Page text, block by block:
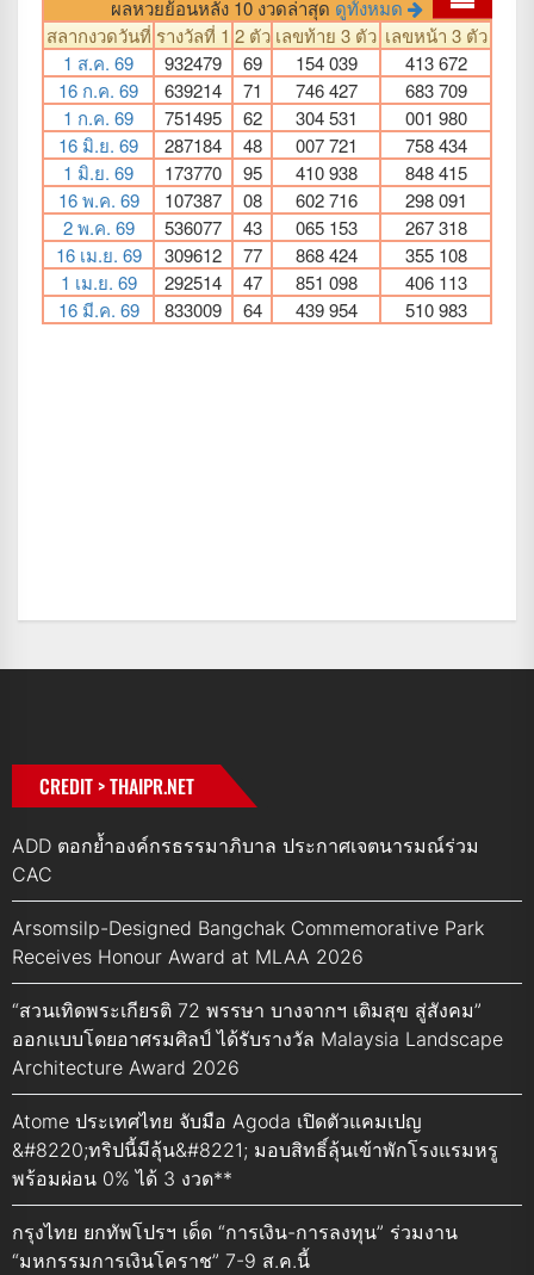
CREDIT > THAIPR.NET
ADD ตอกย้ำองค์กรธรรมาภิบาล ประกาศเจตนารมณ์ร่วม
CAC
Arsomsilp-Designed Bangchak Commemorative Park
Receives Honour Award at MLAA 2026
“สวนเทิดพระเกียรติ 72 พรรษา บางจากฯ เติมสุข สู่สังคม”
ออกแบบโดยอาศรมศิลป์ ได้รับรางวัล Malaysia Landscape
Architecture Award 2026
Atome ประเทศไทย จับมือ Agoda เปิดตัวแคมเปญ
&#8220;ทริปนี้มีลุ้น&#8221; มอบสิทธิ์ลุ้นเข้าพักโรงแรมหรู
พร้อมผ่อน 0% ได้ 3 งวด**
กรุงไทย ยกทัพโปรฯ เด็ด “การเงิน-การลงทุน” ร่วมงาน
“มหกรรมการเงินโคราช” 7-9 ส.ค.นี้